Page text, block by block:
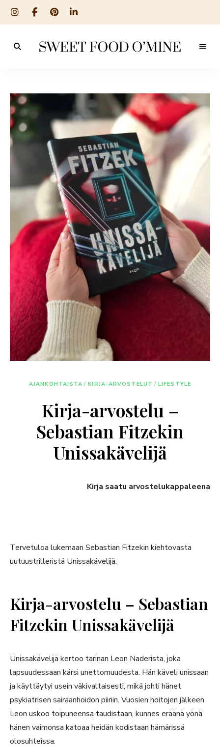
O
´Mine
AJANKOHTAISTA / KIRJA-ARVOSTELUT / LIFESTYLE
Kirja-arvostelu –
Sebastian Fitzekin
Unissakävelijä
Kirja saatu arvostelukappaleena
Tervetuloa lukemaan Sebastian Fitzekin kiehtovasta
uutuustrilleristä Unissakävelijä.
Kirja-arvostelu – Sebastian
Fitzekin Unissakävelijä
Unissakävelijä kertoo tarinan Leon Naderista, joka
lapsuudessaan kärsi unettomuudesta. Hän käveli unissaan
ja käyttäytyi usein väkivaltaisesti, mikä johti hänet
psykiatrisen sairaanhoidon piiriin. Vuosien hoitojen jälkeen
Leon uskoo toipuneensa taudistaan, kunnes eräänä yönä
hänen vaimonsa katoaa heidän kodistaan hämärissä
olosuhteissa.